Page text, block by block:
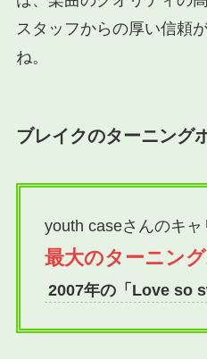
スタッフからの厚い信頼
ね。
ブレイクのターニング
youth caseさんのキャ
最大のターニン
2007年の「Love so